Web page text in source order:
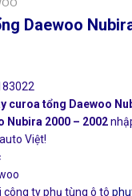
Daewoo
curoa tổng Daewoo
Nubira 2000 – 2002
Việt!
ty phụ tùng ô tô